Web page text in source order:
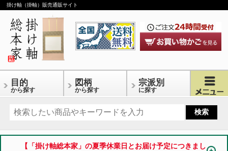
掛け軸（掛軸）販売通販サイト
目的
から探す
図柄
から探す
宗派別
に探す
【「掛け軸総本家」の夏季休業日とお届け予定につきまし